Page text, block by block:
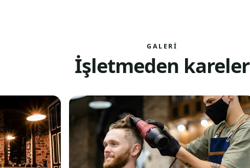
GALERI
İşletmeden kareler